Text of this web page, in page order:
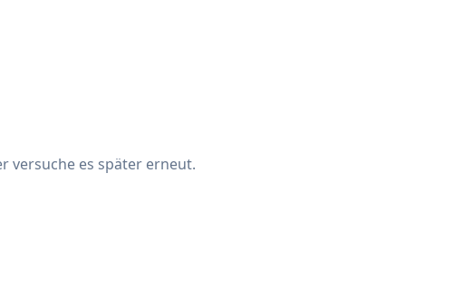
versuche es später erneut.